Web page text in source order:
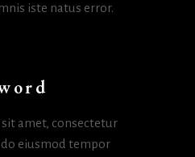
iste natus error.
amet, consectetur
eiusmod tempor